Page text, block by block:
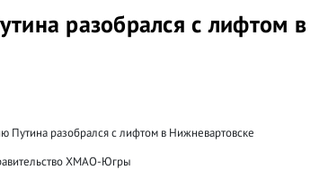
разобрался с лифтом в
ХМАО-Югры